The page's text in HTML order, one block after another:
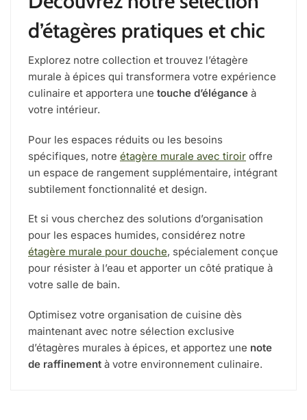
d’étagères pratiques et chic
Explorez notre collection et trouvez l’étagère
murale à épices qui transformera votre expérience
culinaire et apportera une touche d’élégance à
votre intérieur.
Pour les espaces réduits ou les besoins
spécifiques, notre étagère murale avec tiroir offre
un espace de rangement supplémentaire, intégrant
subtilement fonctionnalité et design.
Et si vous cherchez des solutions d’organisation
pour les espaces humides, considérez notre
étagère murale pour douche, spécialement conçue
pour résister à l’eau et apporter un côté pratique à
votre salle de bain.
Optimisez votre organisation de cuisine dès
maintenant avec notre sélection exclusive
d’étagères murales à épices, et apportez une note
de raffinement à votre environnement culinaire.